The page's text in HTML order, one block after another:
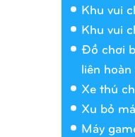
Khu vui
Khu vui
Đồ chơi
liên hoàn
Xe thú
Xu bỏ
Máy